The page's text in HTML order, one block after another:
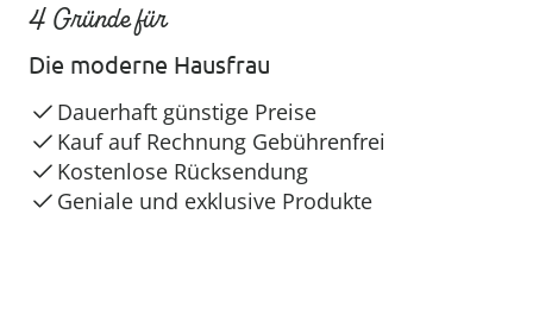
4 Gründe für
Die moderne Hausfrau
Dauerhaft günstige Preise
Kauf auf Rechnung Gebührenfrei
Kostenlose Rücksendung
Geniale und exklusive Produkte